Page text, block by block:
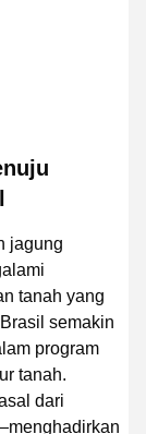
jagung
tanah yang
semakin
program
tanah.
dari